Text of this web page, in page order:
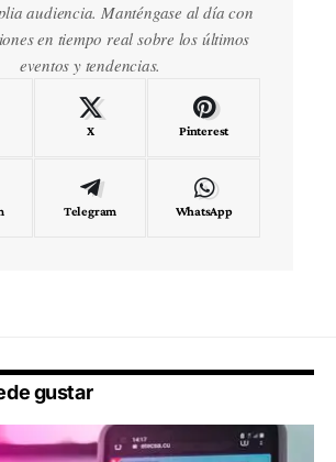
audiencia. Manténgase al día con
en tiempo real sobre los últimos
eventos y tendencias.
X Pinterest
Telegram WhatsApp
gustar